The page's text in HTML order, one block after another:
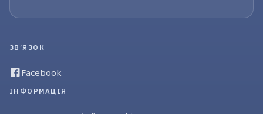
ЗВ’ЯЗОК
Facebook
ІНФОРМАЦІЯ